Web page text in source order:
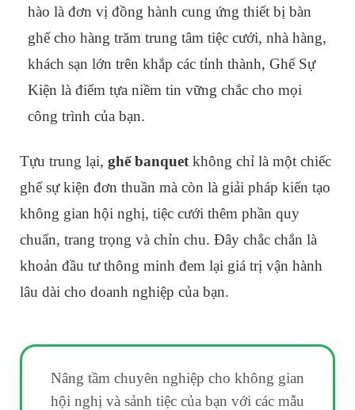
hào là đơn vị đồng hành cung ứng thiết bị bàn
ghế cho hàng trăm trung tâm tiệc cưới, nhà hàng,
khách sạn lớn trên khắp các tỉnh thành, Ghế Sự
Kiện là điểm tựa niềm tin vững chắc cho mọi
công trình của bạn.
Tựu trung lại, ghế banquet không chỉ là một chiếc
ghế sự kiện đơn thuần mà còn là giải pháp kiến tạo
không gian hội nghị, tiệc cưới thêm phần quy
chuẩn, trang trọng và chỉn chu. Đây chắc chắn là
khoản đầu tư thông minh đem lại giá trị vận hành
lâu dài cho doanh nghiệp của bạn.
Nâng tầm chuyên nghiệp cho không gian
hội nghị và sảnh tiệc của bạn với các mẫu